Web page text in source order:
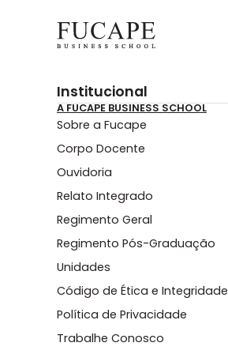
Institucional
A FUCAPE BUSINESS SCHOOL
Sobre a Fucape
Corpo Docente
Ouvidoria
Relato Integrado
Regimento Geral
Regimento Pós-Graduação
Unidades
Código de Ética e Integridade
Política de Privacidade
Trabalhe Conosco